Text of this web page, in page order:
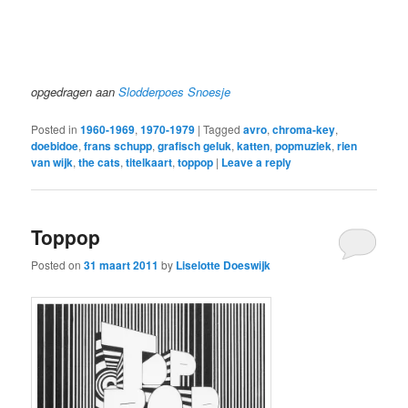
opgedragen aanSlodderpoes Snoesje
Posted in 1960-1969,1970-1979 |Tagged avro,chroma-key,
doebidoe,frans schupp,grafisch geluk,katten,popmuziek,rien
van wijk,the cats,titelkaart,toppop | Leave a reply
Toppop
Posted on31 maart 2011 by Liselotte Doeswijk